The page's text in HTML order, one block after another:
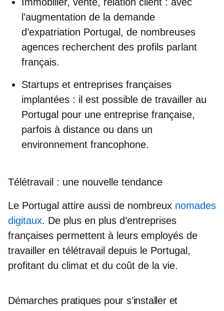
l’augmentation de la demande
d’expatriation Portugal, de nombreuses
agences recherchent des profils parlant
français.
Startups et entreprises françaises
implantées : il est possible de travailler au
Portugal pour une entreprise française,
parfois à distance ou dans un
environnement francophone.
Télétravail : une nouvelle tendance
Le Portugal attire aussi de nombreux nomades
digitaux. De plus en plus d’entreprises
françaises permettent à leurs employés de
travailler en télétravail depuis le Portugal ,
profitant du climat et du coût de la vie.
Démarches pratiques pour s’installer et